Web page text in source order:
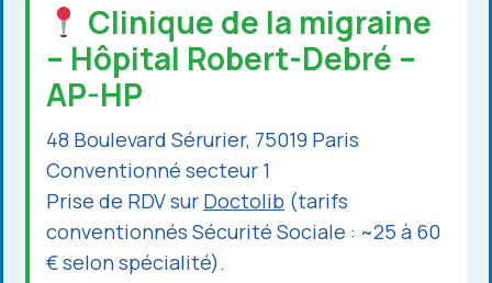
Clinique de la migraine
– Hôpital Robert-Debré –
AP-HP
48 Boulevard Sérurier, 75019 Paris
Conventionné secteur 1
Prise de RDV sur Doctolib (tarifs
conventionnés Sécurité Sociale : ~25 à 60
€ selon spécialité).